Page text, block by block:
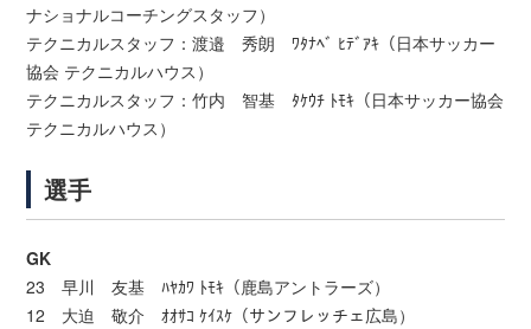
ナショナルコーチングスタッフ）
テクニカルスタッフ：渡邉 秀朗 ﾜﾀﾅﾍﾞ ﾋﾃﾞｱｷ（日本サッカー
協会 テクニカルハウス）
テクニカルスタッフ：竹内 智基 ﾀｹｳﾁ ﾄﾓｷ（日本サッカー協会
テクニカルハウス）
選手
GK
23 早川 友基 ﾊﾔｶﾜ ﾄﾓｷ（鹿島アントラーズ）
12 大迫 敬介 ｵｵｻｺ ｹｲｽｹ（サンフレッチェ広島）